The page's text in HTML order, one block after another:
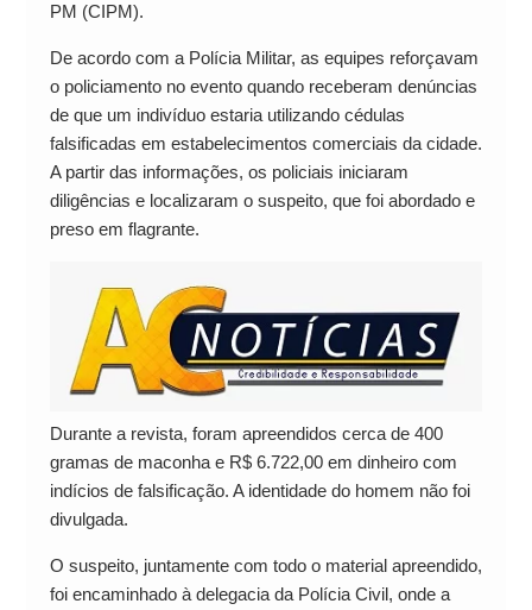
PM (CIPM).
De acordo com a Polícia Militar, as equipes reforçavam
o policiamento no evento quando receberam denúncias
de que um indivíduo estaria utilizando cédulas
falsificadas em estabelecimentos comerciais da cidade.
A partir das informações, os policiais iniciaram
diligências e localizaram o suspeito, que foi abordado e
preso em flagrante.
Durante a revista, foram apreendidos cerca de 400
gramas de maconha e R$ 6.722,00 em dinheiro com
indícios de falsificação. A identidade do homem não foi
divulgada.
O suspeito, juntamente com todo o material apreendido,
foi encaminhado à delegacia da Polícia Civil, onde a